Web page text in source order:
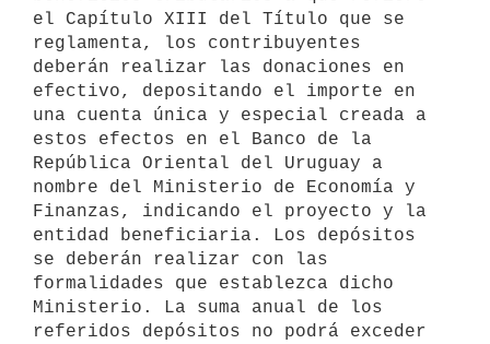
el Capítulo XIII del Título que se
reglamenta, los contribuyentes
deberán realizar las donaciones en
efectivo, depositando el importe en
una cuenta única y especial creada a
estos efectos en el Banco de la
República Oriental del Uruguay a
nombre del Ministerio de Economía y
Finanzas, indicando el proyecto y la
entidad beneficiaria. Los depósitos
se deberán realizar con las
formalidades que establezca dicho
Ministerio. La suma anual de los
referidos depósitos no podrá exceder